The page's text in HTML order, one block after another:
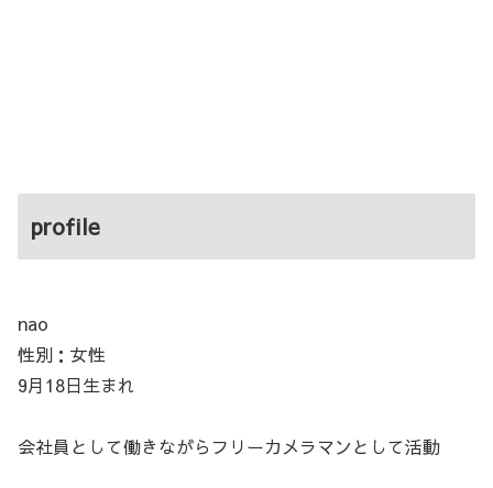
profile
nao
性別：女性
9月18日生まれ
会社員として働きながらフリーカメラマンとして活動